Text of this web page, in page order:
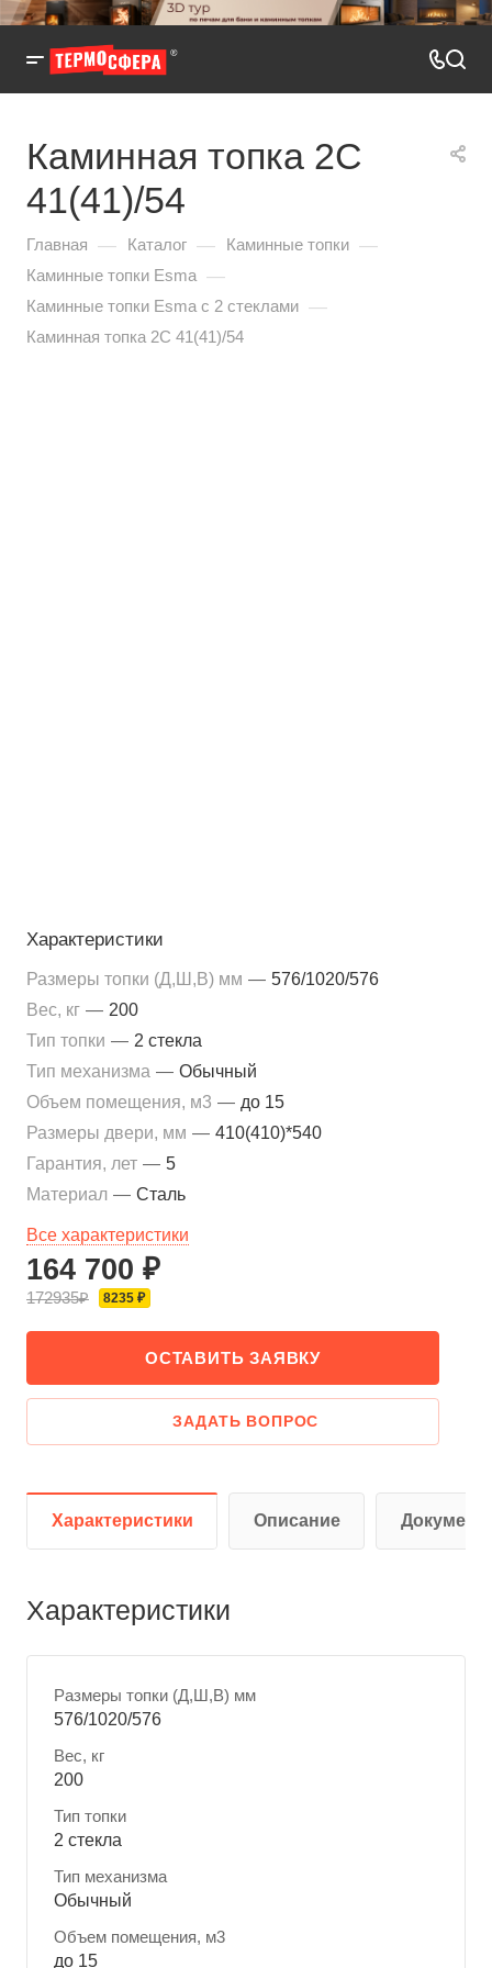
Каминная топка 2С
41(41)/54
Главная — Каталог — Каминные топки —
Каминные топки Esma —
Каминные топки Esma с 2 стеклами —
Каминная топка 2С 41(41)/54
Характеристики
Размеры топки (Д,Ш,В) мм — 576/1020/576
Вес, кг — 200
Тип топки — 2 стекла
Тип механизма — Обычный
Объем помещения, м3 — до 15
Размеры двери, мм — 410(410)*540
Гарантия, лет — 5
Материал — Сталь
Все характеристики
164 700 ₽
172935₽ 8235 ₽
ОСТАВИТЬ ЗАЯВКУ
ЗАДАТЬ ВОПРОС
Характеристики Описание
Характеристики
Размеры топки (Д,Ш,В) мм
576/1020/576
Вес, кг
200
Тип топки
2 стекла
Тип механизма
Обычный
Объем помещения, м3
до 15